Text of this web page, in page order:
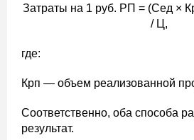
Затраты на 1 руб. РП = (Сед ×
/ Ц,
где:
Крп — объем реализованной
Соответственно, оба способа
результат.